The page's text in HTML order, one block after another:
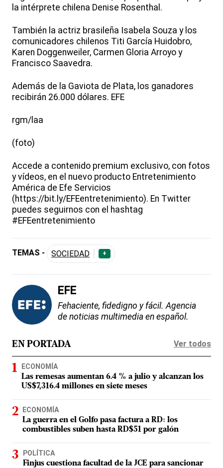
la intérprete chilena Denise Rosenthal.
También la actriz brasileña Isabela Souza y los
comunicadores chilenos Titi García Huidobro,
Karen Doggenweiler, Carmen Gloria Arroyo y
Francisco Saavedra.
Además de la Gaviota de Plata, los ganadores
recibirán 26.000 dólares. EFE
rgm/laa
(foto)
Accede a contenido premium exclusivo, con fotos
y vídeos, en el nuevo producto Entretenimiento
América de Efe Servicios
(https://bit.ly/EFEentretenimiento). En Twitter
puedes seguirnos con el hashtag
#EFEentretenimiento
TEMAS - SOCIEDAD +
EFE
Fehaciente, fidedigno y fácil. Agencia
de noticias multimedia en español.
EN PORTADA Ver todos
ECONOMÍA
Las remesas aumentan 6.4 % a julio y alcanzan los
US$7,316.4 millones en siete meses
ECONOMÍA
La guerra en el Golfo pasa factura a RD: los
combustibles suben hasta RD$51 por galón
POLÍTICA
Finjus cuestiona facultad de la JCE para sancionar